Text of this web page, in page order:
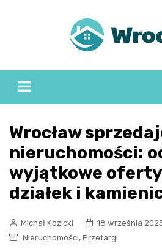
Wrocław
nieruchomości:
wyjątkowe oferty
działek i
Michał Kozicki
18 września
Nieruchomości, Przetargi